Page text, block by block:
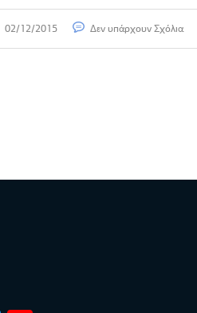
02/12/2015 Δεν υπάρχουν Σχόλια